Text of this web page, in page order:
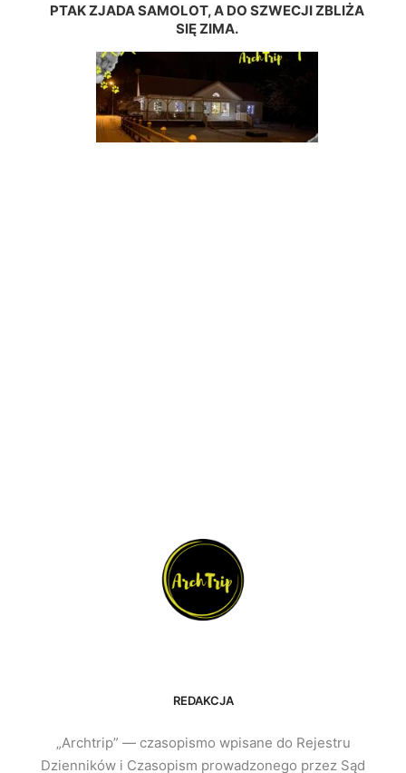
PTAK ZJADA SAMOLOT, A DO SZWECJI ZBLIŻA
SIĘ ZIMA.
REDAKCJA
„Archtrip” — czasopismo wpisane do Rejestru
Dzienników i Czasopism prowadzonego przez Sąd